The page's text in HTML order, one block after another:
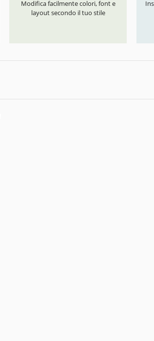
Modifica facilmente colori, font e
layout secondo il tuo stile